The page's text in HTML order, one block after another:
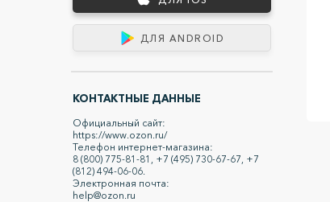
ДЛЯ ANDROID
КОНТАКТНЫЕ ДАННЫЕ
Официальный сайт:
https://www.ozon.ru/
Телефон интернет-магазина:
8 (800) 775-81-81, +7 (495) 730-67-67, +7
(812) 494-06-06.
Электронная почта:
help@ozon.ru